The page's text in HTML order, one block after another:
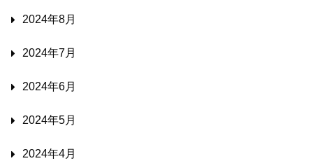
2024年8月
2024年7月
2024年6月
2024年5月
2024年4月